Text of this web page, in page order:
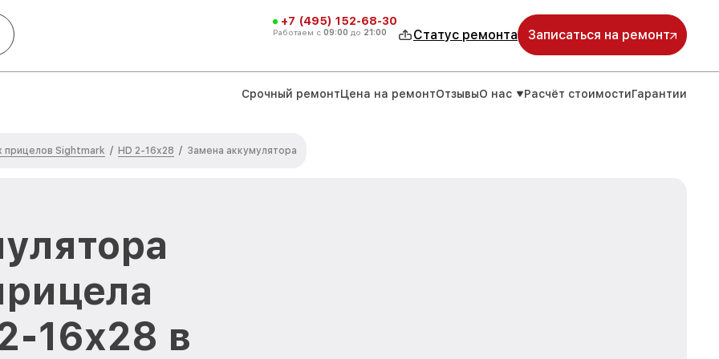
+7 (495) 152-68-30
Работаем с 09:00 до 21:00 Статус ремонта Записаться на ремонт
Срочный ремонтЦена на ремонтОтзывыО нас Расчёт стоимостиГарантии
прицелов Sightmark / HD 2-16x28 / Замена аккумулятора
16x28 в